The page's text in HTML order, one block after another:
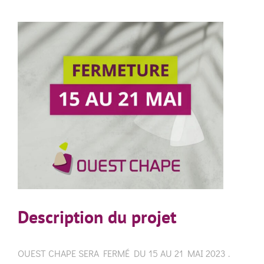
View
Larger
Image
Description du projet
OUEST CHAPE SERA FERMÉ DU 15 AU 21 MAI 2023 .